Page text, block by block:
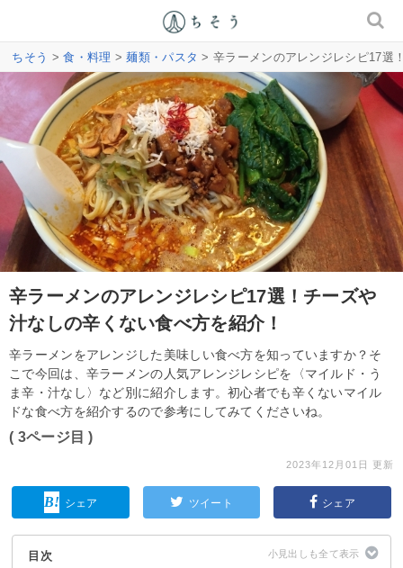
ちそう >食・料理 >麺類・パスタ > 辛ラーメンのアレンジレシピ17選
辛ラーメンのアレンジレシピ17選！チーズや
汁なしの辛くない食べ方を紹介！
辛ラーメンをアレンジした美味しい食べ方を知っていますか？そ
こで今回は、辛ラーメンの人気アレンジレシピを〈マイルド・う
ま辛・汁なし〉など別に紹介します。初心者でも辛くないマイル
ドな食べ方を紹介するので参考にしてみてくださいね。
( 3ページ目 )
2023年12月01日 更新
シェア ツイート シェア
目次